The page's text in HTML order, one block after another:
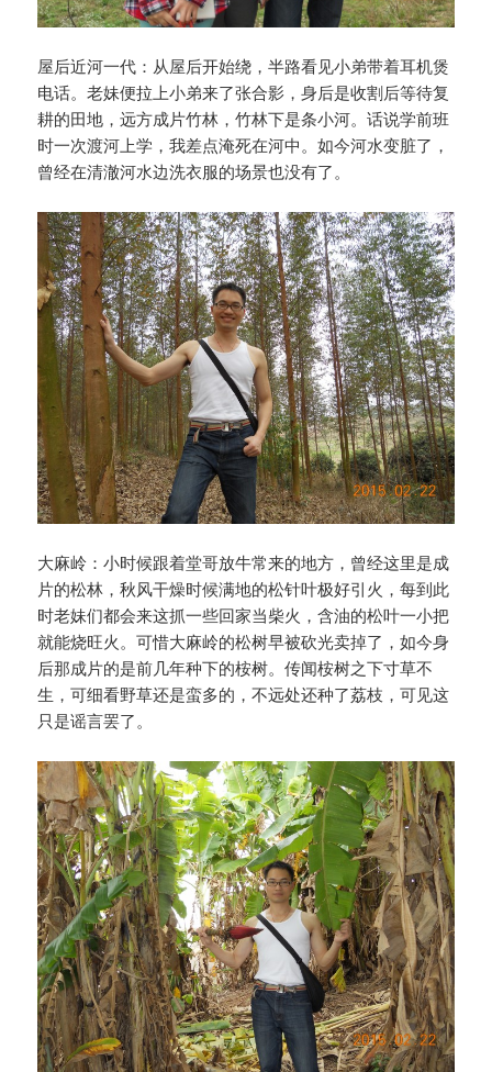
屋后近河一代：从屋后开始绕，半路看见小弟带着耳机煲
电话。老妹便拉上小弟来了张合影，身后是收割后等待复
耕的田地，远方成片竹林，竹林下是条小河。话说学前班
时一次渡河上学，我差点淹死在河中。如今河水变脏了，
曾经在清澈河水边洗衣服的场景也没有了。
大麻岭：小时候跟着堂哥放牛常来的地方，曾经这里是成
片的松林，秋风干燥时候满地的松针叶极好引火，每到此
时老妹们都会来这抓一些回家当柴火，含油的松叶一小把
就能烧旺火。可惜大麻岭的松树早被砍光卖掉了，如今身
后那成片的是前几年种下的桉树。传闻桉树之下寸草不
生，可细看野草还是蛮多的，不远处还种了荔枝，可见这
只是谣言罢了。